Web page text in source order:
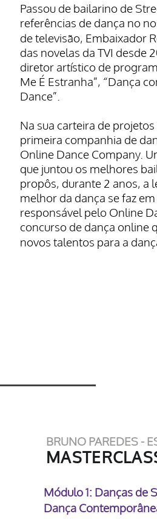
Passou de bailarino de
referências de dança no
de televisão, Embaixador
das novelas da TVI desde
diretor artístico de
Me É Estranha”, “Dança
Dance”.
Na sua carteira de
primeira companhia de
Online Dance Company.
que juntou os melhores
propôs, durante 2 anos, a
melhor da dança se faz
responsável pelo Online
concurso de dança online
novos talentos para a
BRUNO PAREDES -
Módulo 1: Danças de
Dança